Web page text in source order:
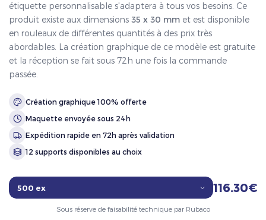
étiquette personnalisable s'adaptera à tous vos besoins. Ce
produit existe aux dimensions 35 x 30 mm et est disponible
en rouleaux de différentes quantités à des prix très
abordables. La création graphique de ce modèle est gratuite
et la réception se fait sous 72h une fois la commande
passée.
Création graphique 100% offerte
Maquette envoyée sous 24h
Expédition rapide en 72h après validation
12 supports disponibles au choix
116.30€
Sous réserve de faisabilité technique par Rubaco